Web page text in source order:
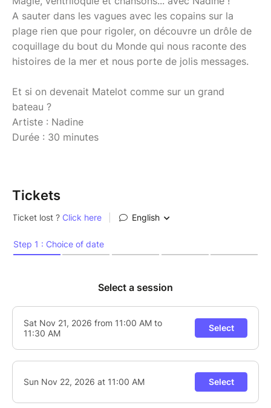
A sauter dans les vagues avec les copains sur la
plage rien que pour rigoler, on découvre un drôle de
coquillage du bout du Monde qui nous raconte des
histoires de la mer et nous porte de jolis messages.
Et si on devenait Matelot comme sur un grand
bateau ?
Artiste : Nadine
Durée : 30 minutes
Tickets